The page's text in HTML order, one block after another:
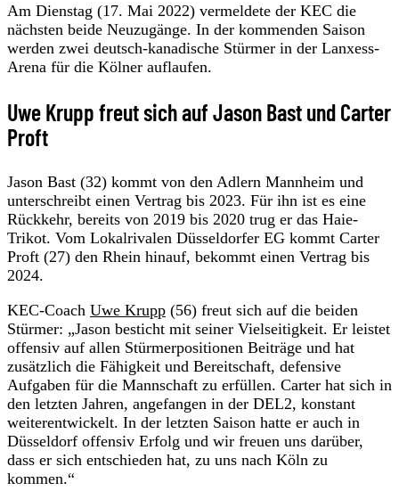
Am Dienstag (17. Mai 2022) vermeldete der KEC die
nächsten beide Neuzugänge. In der kommenden Saison
werden zwei deutsch-kanadische Stürmer in der Lanxess-
Arena für die Kölner auflaufen.
Uwe Krupp freut sich auf Jason Bast und Carter
Proft
Jason Bast (32) kommt von den Adlern Mannheim und
unterschreibt einen Vertrag bis 2023. Für ihn ist es eine
Rückkehr, bereits von 2019 bis 2020 trug er das Haie-
Trikot. Vom Lokalrivalen Düsseldorfer EG kommt Carter
Proft (27) den Rhein hinauf, bekommt einen Vertrag bis
2024.
KEC-Coach Uwe Krupp (56) freut sich auf die beiden
Stürmer: „Jason besticht mit seiner Vielseitigkeit. Er leistet
offensiv auf allen Stürmerpositionen Beiträge und hat
zusätzlich die Fähigkeit und Bereitschaft, defensive
Aufgaben für die Mannschaft zu erfüllen. Carter hat sich in
den letzten Jahren, angefangen in der DEL2, konstant
weiterentwickelt. In der letzten Saison hatte er auch in
Düsseldorf offensiv Erfolg und wir freuen uns darüber,
dass er sich entschieden hat, zu uns nach Köln zu
kommen.“